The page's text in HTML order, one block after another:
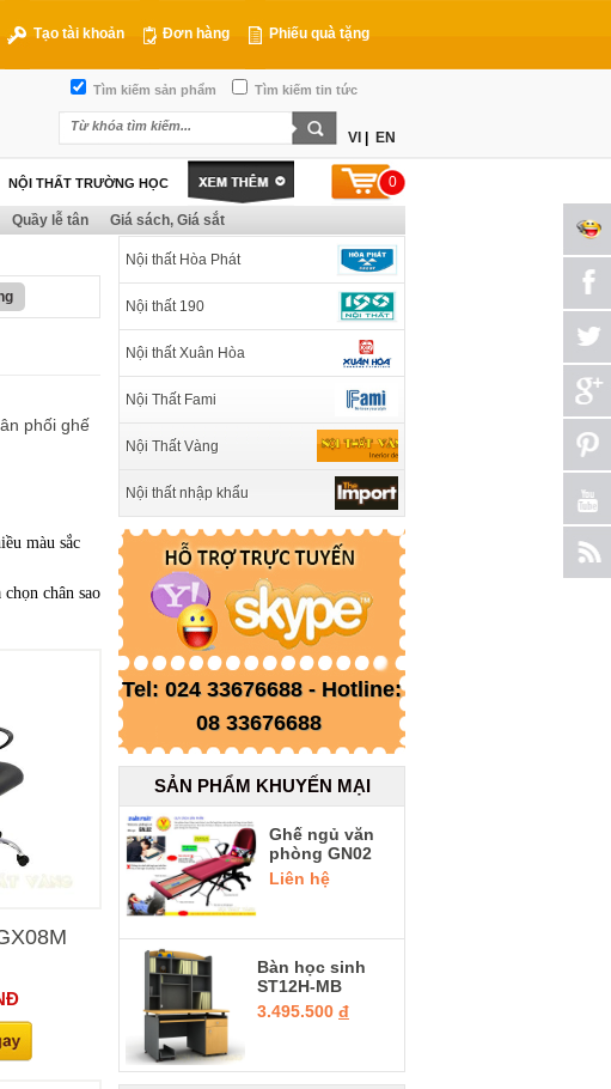
Tạo tài khoản Đơn hàng Phiếu quà tặng
Tìm kiếm sản phẩm Tìm kiếm tin tức
VI EN
NỘI THẤT TRƯỜNG HỌC 0
Quầy lễ tân Giá sách, Giá sắt
phối ghế
màu sắc
chân sao
Nội thất Hòa Phát
Nội thất 190
Nội thất Xuân Hòa
Nội Thất Fami
Nội Thất Vàng
Nội thất nhập khẩu
Tel: 024 33676688 - Hotline:
08 33676688
SẢN PHẨM KHUYẾN MẠI
Ghế ngủ văn
phòng GN02
Liên hệ
Bàn học sinh
ST12H-MB
3.495.500 đ